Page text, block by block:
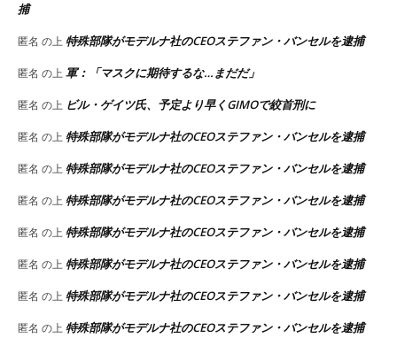
捕
匿名 の上特殊部隊がモデルナ社のCEOステファン・バンセルを逮捕
匿名 の上軍：「マスクに期待するな…まだだ」
匿名 の上 ビル・ゲイツ氏、予定より早くGIMOで絞首刑に
匿名 の上特殊部隊がモデルナ社のCEOステファン・バンセルを逮捕
匿名 の上特殊部隊がモデルナ社のCEOステファン・バンセルを逮捕
匿名 の上特殊部隊がモデルナ社のCEOステファン・バンセルを逮捕
匿名 の上特殊部隊がモデルナ社のCEOステファン・バンセルを逮捕
匿名 の上特殊部隊がモデルナ社のCEOステファン・バンセルを逮捕
匿名 の上特殊部隊がモデルナ社のCEOステファン・バンセルを逮捕
匿名 の上特殊部隊がモデルナ社のCEOステファン・バンセルを逮捕